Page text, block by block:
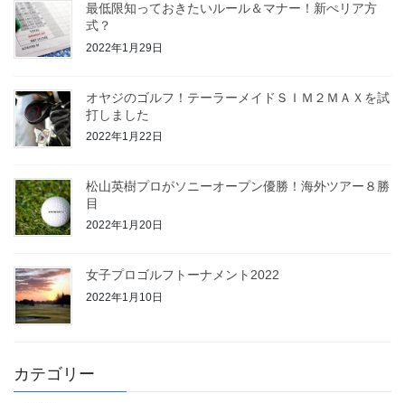
最低限知っておきたいルール＆マナー！新ぺリア方
式？
2022年1月29日
オヤジのゴルフ！テーラーメイドＳＩＭ２ＭＡＸを試
打しました
2022年1月22日
松山英樹プロがソニーオープン優勝！海外ツアー８勝
目
2022年1月20日
女子プロゴルフトーナメント2022
2022年1月10日
カテゴリー